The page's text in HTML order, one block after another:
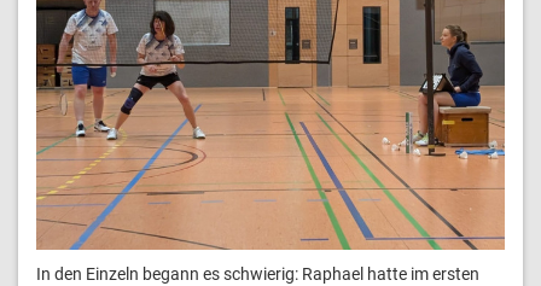
In den Einzeln begann es schwierig: Raphael hatte im ersten